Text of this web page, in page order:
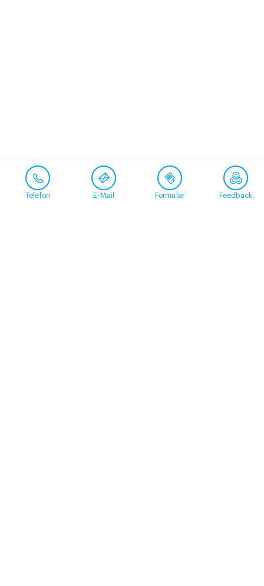
Telefon E-Mail Formular Feedback